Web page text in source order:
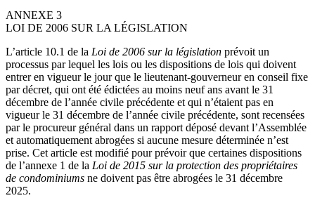
ANNEXE 3
LOI DE 2006 SUR LA LÉGISLATION
L’article 10.1 de la Loi de 2006 sur la législation prévoit un
processus par lequel les lois ou les dispositions de lois qui doivent
entrer en vigueur le jour que le lieutenant-gouverneur en conseil fixe
par décret, qui ont été édictées au moins neuf ans avant le 31
décembre de l’année civile précédente et qui n’étaient pas en
vigueur le 31 décembre de l’année civile précédente, sont recensées
par le procureur général dans un rapport déposé devant l’Assemblée
et automatiquement abrogées si aucune mesure déterminée n’est
prise. Cet article est modifié pour prévoir que certaines dispositions
de l’annexe 1 de la Loi de 2015 sur la protection des propriétaires
de condominiums ne doivent pas être abrogées le 31 décembre
2025.